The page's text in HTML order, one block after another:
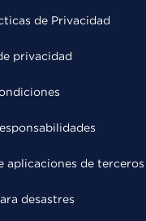
de Privacidad
privacidad
aplicaciones de terceros
desastres